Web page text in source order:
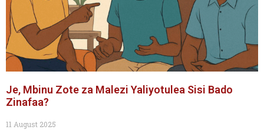
Je, Mbinu Zote za Malezi Yaliyotulea Sisi Bado
Zinafaa?
11 August 2025